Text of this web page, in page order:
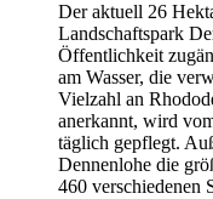
Der aktuell 26
Landschaftspark
Öffentlichkeit
am Wasser, die
Vielzahl an
anerkannt, wird
täglich gepflegt.
Dennenlohe die
460 verschiedenen